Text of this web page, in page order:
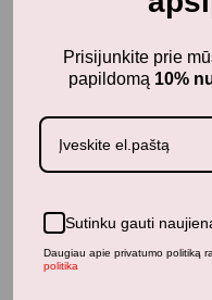
Mini pomea
Prisijunkite prie
papildomą 10%
Sutinku gauti
Daugiau apie privatumo politiką
politika